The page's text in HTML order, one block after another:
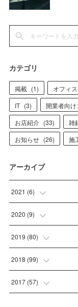
カテゴリ
掲載 (1) オフィス
IT (3) 開業者向け
お店紹介 (33) 雑
お知らせ (26) 施
アーカイブ
2021 (6)
( )
(4
(1
2020 (9)
(1
(2
(1
2019 (80)
(2
(3
2018 (99)
(1
2017 (57)